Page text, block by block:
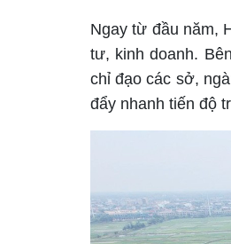
Ngay từ đầu năm,
tư, kinh doanh.
chỉ đạo các sở,
đẩy nhanh tiến độ